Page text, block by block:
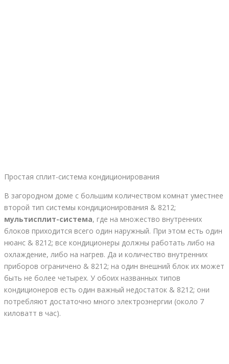
Простая сплит-система кондиционирования
В загородном доме с большим количеством комнат уместнее
второй тип системы кондиционирования & 8212;
мультисплит-система, где на множество внутренних
блоков приходится всего один наружный. При этом есть один
нюанс & 8212; все кондиционеры должны работать либо на
охлаждение, либо на нагрев. Да и количество внутренних
приборов ограничено & 8212; на один внешний блок их может
быть не более четырех. У обоих названных типов
кондиционеров есть один важный недостаток & 8212; они
потребляют достаточно много электроэнергии (около 7
киловатт в час).